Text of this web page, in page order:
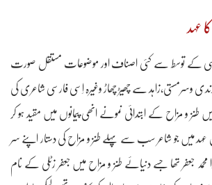
عہد
کے توسط سے کئی اصناف اور موضوعات مستقل صورت
وسرمستی،زاہد سے چھیڑ چھاڑ وغیرہ اِسی فارسی شاعری کی
طنز و مزاح کے ابتدائی نمونے انھی پیمانوں میں مقید ہو کر
میں جو شاعر سب سے پہلے طنز و مزاح کی دستار اپنے سر
محمد جعفر تھا جسے دنیائے طنز و مزاح میں جعفر زٹلی کے نام